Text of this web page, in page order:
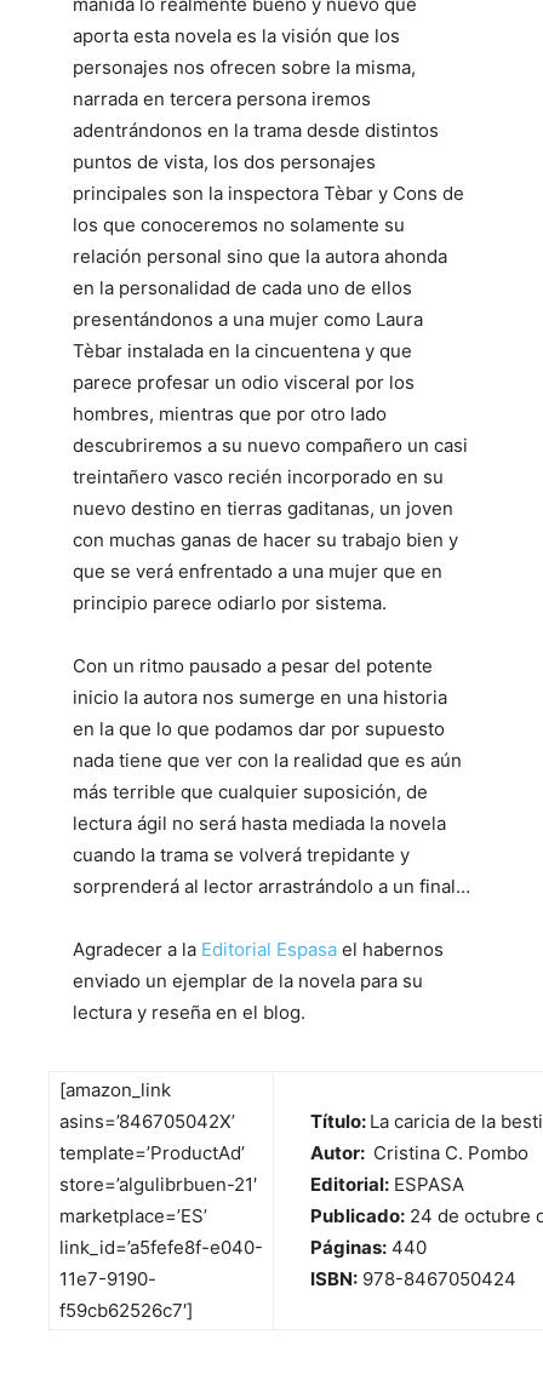
aporta esta novela es la visión que los
personajes nos ofrecen sobre la misma,
narrada en tercera persona iremos
adentrándonos en la trama desde distintos
puntos de vista, los dos personajes
principales son la inspectora Tèbar y Cons de
los que conoceremos no solamente su
relación personal sino que la autora ahonda
en la personalidad de cada uno de ellos
presentándonos a una mujer como Laura
Tèbar instalada en la cincuentena y que
parece profesar un odio visceral por los
hombres, mientras que por otro lado
descubriremos a su nuevo compañero un casi
treintañero vasco recién incorporado en su
nuevo destino en tierras gaditanas, un joven
con muchas ganas de hacer su trabajo bien y
que se verá enfrentado a una mujer que en
principio parece odiarlo por sistema.
Con un ritmo pausado a pesar del potente
inicio la autora nos sumerge en una historia
en la que lo que podamos dar por supuesto
nada tiene que ver con la realidad que es aún
más terrible que cualquier suposición, de
lectura ágil no será hasta mediada la novela
cuando la trama se volverá trepidante y
sorprenderá al lector arrastrándolo a un final…
Agradecer a la Editorial Espasa el habernos
enviado un ejemplar de la novela para su
lectura y reseña en el blog.
[amazon_link
asins=’846705042X’
template=’ProductAd’
store=’algulibrbuen-21′
marketplace=’ES’
link_id=’a5fefe8f-e040-
11e7-9190-
f59cb62526c7′]
Título: La caricia de la
Autor: Cristina C. Pombo
Editorial: ESPASA
Publicado: 24 de octubre
Páginas: 440
ISBN: 978-8467050424